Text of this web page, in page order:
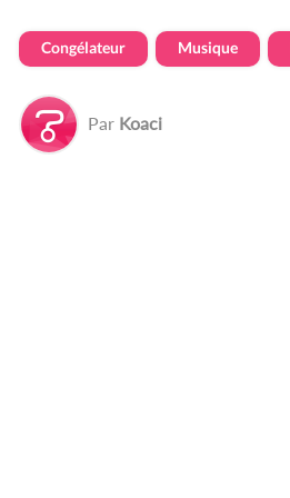
Congélateur Musique
Par Koaci